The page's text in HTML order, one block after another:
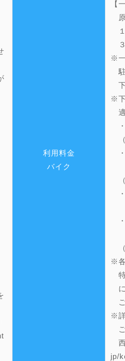
利用料金
バイク
【
原
１
３
※
駐
※
適
・
（
・
（
・
・
（
※
特
に
ご
※
ご
jp/